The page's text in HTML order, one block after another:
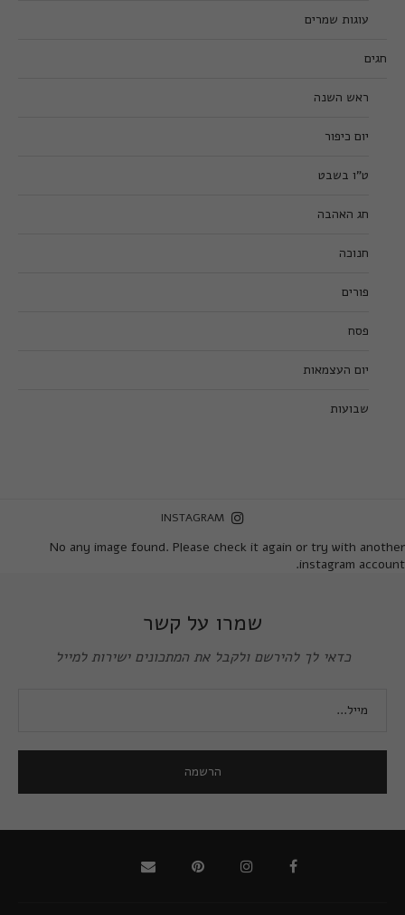
עוגות שמרים
חגים
ראש השנה
יום כיפור
ט”ו בשבט
חג האהבה
חנוכה
פורים
פסח
יום העצמאות
שבועות
INSTAGRAM
No any image found. Please check it again or try with another
instagram account.
שמרו על קשר
כדאי לך להירשם ולקבל את המתכונים ישירות למייל